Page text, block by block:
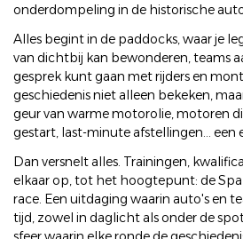
onderdompeling in de historische
Alles begint in de paddocks, waar je
van dichtbij kan bewonderen, teams
gesprek kunt gaan met rijders en
geschiedenis niet alleen bekeken,
geur van warme motorolie, motoren
gestart, last-minute afstellingen... een
Dan versnelt alles. Trainingen,
elkaar op, tot het hoogtepunt: de Spa
race. Een uitdaging waarin auto's en
tijd, zowel in daglicht als onder de